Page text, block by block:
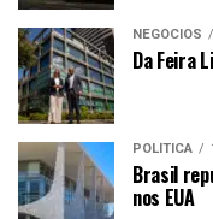
NEGÓCIOS
Da Feira
POLÍTICA
Brasil
nos EUA